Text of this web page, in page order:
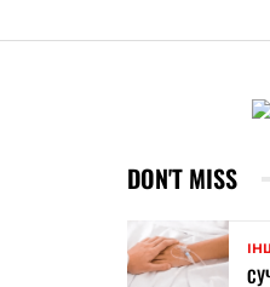
DON'T MISS